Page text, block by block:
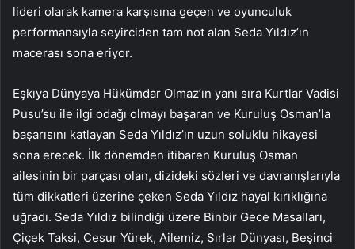
lideri olarak kamera karşısına geçen ve oyunculuk
performansıyla seyirciden tam not alan Seda Yıldız’ın
macerası sona eriyor.
Eşkıya Dünyaya Hükümdar Olmaz’ın yanı sıra Kurtlar Vadisi
Pusu’su ile ilgi odağı olmayı başaran ve Kuruluş Osman’la
başarısını katlayan Seda Yıldız’ın uzun soluklu hikayesi
sona erecek. İlk dönemden itibaren Kuruluş Osman
ailesinin bir parçası olan, dizideki sözleri ve davranışlarıyla
tüm dikkatleri üzerine çeken Seda Yıldız hayal kırıklığına
uğradı. Seda Yıldız bilindiği üzere Binbir Gece Masalları,
Çiçek Taksi, Cesur Yürek, Ailemiz, Sırlar Dünyası, Beşinci